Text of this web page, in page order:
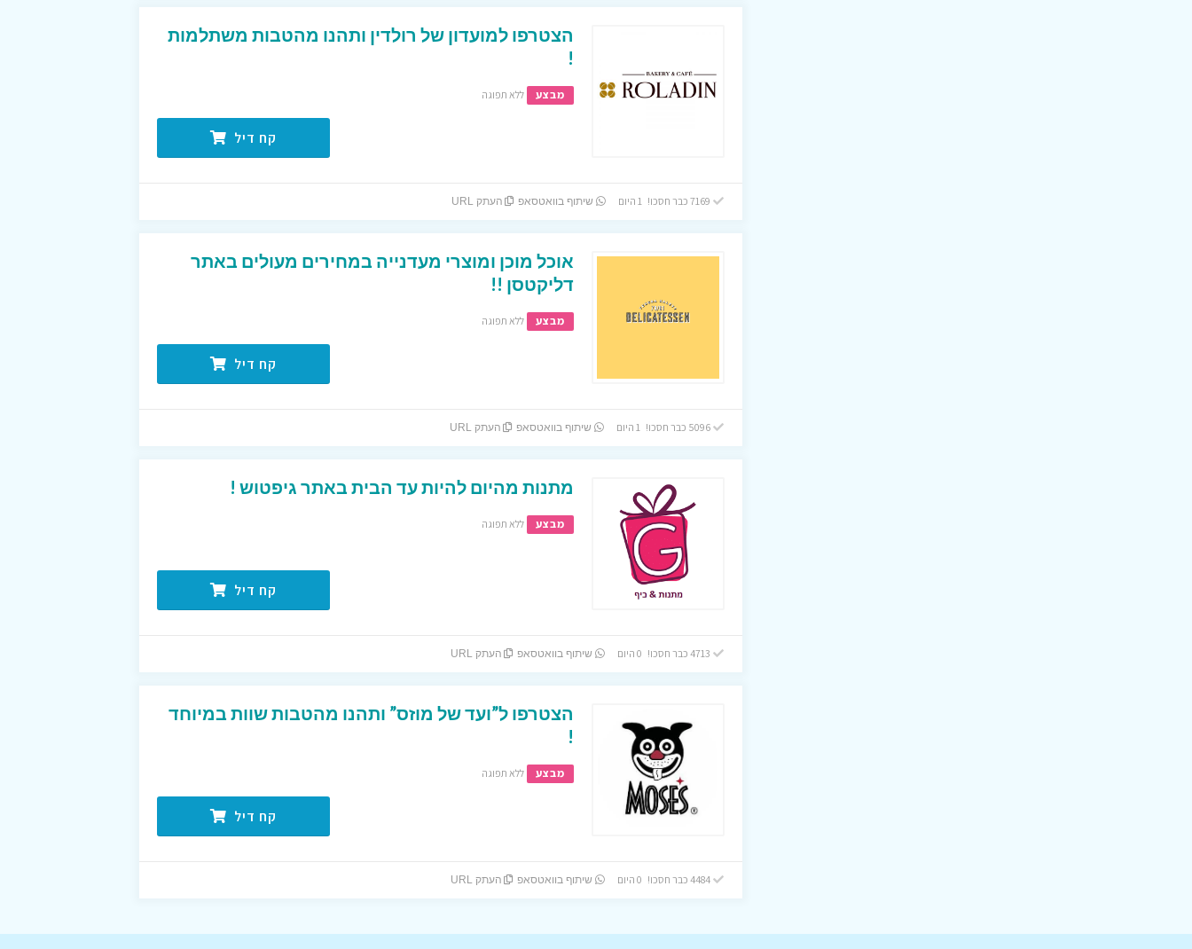
הצטרפו למועדון של רולדין ותהנו מהטבות משתלמות
!
מבצע ללא תפוגה
קח דיל
שיתוף בוואטסאפ העתק URL
אוכל מוכן ומוצרי מעדנייה במחירים מעולים באתר
דליקטסן !!
מבצע ללא תפוגה
קח דיל
5096 כבר חסכו! 1 היום שיתוף בוואטסאפ העתק URL
מתנות מהיום להיות עד הבית באתר גיפטוש !
מבצע ללא תפוגה
קח דיל
שיתוף בוואטסאפ העתק URL
הצטרפו ל”ועד של מוזס” ותהנו מהטבות שוות במיוחד
!
מבצע ללא תפוגה
קח דיל
4484 כבר חסכו! 0 היום שיתוף בוואטסאפ העתק URL